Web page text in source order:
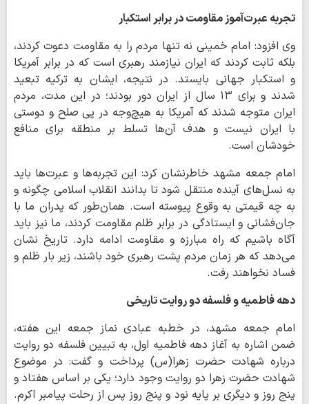
تجربه عبرت‌آموز مقاومت در برابر استکبار
وی افزود: امام خمینی نه تنها مردم را به مقاومت دعوت کردند،
بلکه ثابت کردند که ایران نیازمند رهبری است که در برابر آمریکا
و استکبار جهانی بایستد. در نتیجه، ایشان به ترکیه تبعید
شدند و برای ۱۳ سال از ایران دور بودند؛ در این مدت، مردم
ایران متوجه شدند که آمریکا به هیچ‌وجه در پی صلح و دوستی
با ایران نیست و هدف آن‌ها تسلط بر منطقه برای منافع
خودشان است.
امام جمعه مشهد خاطرنشان کرد: این تجربه‌ها و عبرت‌ها باید
به نسل‌های آینده منتقل شود تا بدانند انقلاب اسلامی چگونه و
به چه قیمتی به وقوع پیوسته است. همان‌طور که پدران ما با
جان‌فشانی و ایستادگی در برابر ظلم مقاومت کردند، ما نیز باید
آگاه باشیم که راه مبارزه و مقاومت ادامه دارد. تاریخ نشان
می‌دهد که هر زمان مردم پشت رهبری خود باشند، زیر بار ظلم و
فساد نخواهند رفت.
دهه فاطمیه و فلسفه دو روایت تاریخی
امام جمعه مشهد، در خطبه عبادی نماز جمعه این هفته،
ضمن اشاره به آغاز دهه فاطمیه اول، به تبیین فلسفه دو روایت
درباره شهادت حضرت زهرا(س) پرداخت و گفت: در موضوع
شهادت حضرت زهرا دو روایت وجود دارد؛ یکی بر اساس هفتاد و
پنج روز و دیگری بر پایه نود و پنج روز پس از رحلت پیامبر اکرم.